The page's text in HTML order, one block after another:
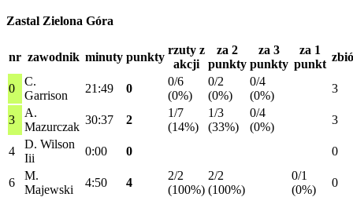
Zastal Zielona Góra
nr zawodnik minuty punkty
rzuty z
akcji
za 2
punkty
za 3
punkty
za 1
punkt
0
C.
Garrison
21:49 0
0/6
(0%)
0/2
(0%)
0/4
(0%)
3
3
A.
Mazurczak
30:37 2
1/7
(14%)
1/3
(33%)
0/4
(0%)
3
4
D. Wilson
Iii
0:00 0 0
6
M.
Majewski
4:50 4
2/2
(100%)
2/2
(100%)
0/1
(0%)
0